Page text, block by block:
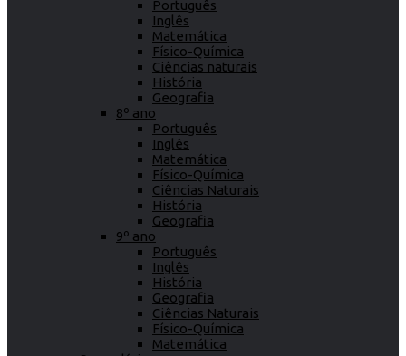
Português
Inglês
Matemática
Físico-Química
Ciências naturais
História
Geografia
8º ano
Português
Inglês
Matemática
Físico-Química
Ciências Naturais
História
Geografia
9º ano
Português
Inglês
História
Geografia
Ciências Naturais
Físico-Química
Matemática